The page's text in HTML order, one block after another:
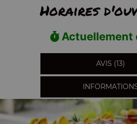
Horaires
Actuellement
AVIS (13)